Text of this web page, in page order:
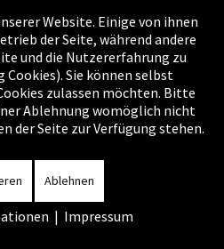
Website. Einige von ihnen
der Seite, während andere
und die Nutzererfahrung zu
Cookies). Sie können selbst
zulassen möchten. Bitte
Ablehnung womöglich nicht
der Seite zur Verfügung stehen.
Ablehnen
| Impressum